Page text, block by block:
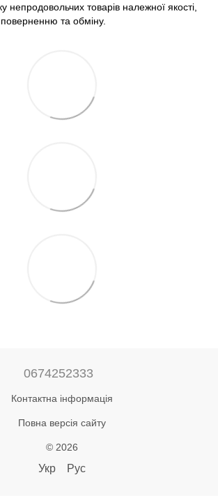
непродовольчих товарів належної якості,
та обміну.
0674252333
Контактна інформація
Повна версія сайту
© 2026
Укр Рус